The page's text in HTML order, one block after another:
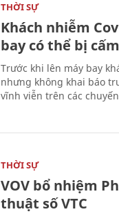
THỜI SỰ
Khách nhiễm
bay có thể bị
Trước khi lên máy bay
nhưng không khai báo
vĩnh viễn trên các
THỜI SỰ
VOV bổ nhiệm
thuật số VTC